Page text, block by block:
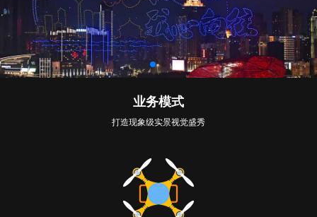
业务模式
打造现象级实景视觉盛秀